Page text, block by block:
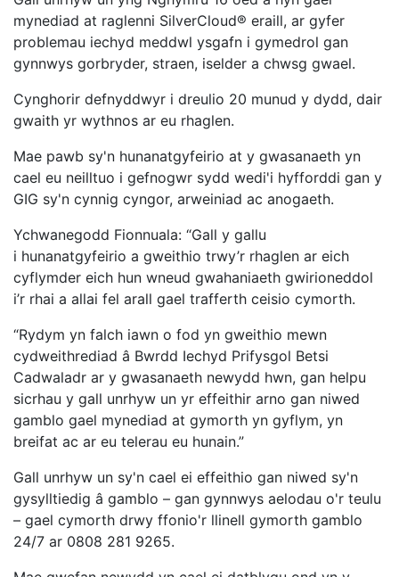
mynediad at raglenni SilverCloud® eraill, ar gyfer
problemau iechyd meddwl ysgafn i gymedrol gan
gynnwys gorbryder, straen, iselder a chwsg gwael.
Cynghorir defnyddwyr i dreulio 20 munud y dydd, dair
gwaith yr wythnos ar eu rhaglen.
Mae pawb sy'n hunanatgyfeirio at y gwasanaeth yn
cael eu neilltuo i gefnogwr sydd wedi'i hyfforddi gan y
GIG sy'n cynnig cyngor, arweiniad ac anogaeth.
Ychwanegodd Fionnuala: “Gall y gallu
i hunanatgyfeirio a gweithio trwy’r rhaglen ar eich
cyflymder eich hun wneud gwahaniaeth gwirioneddol
i’r rhai a allai fel arall gael trafferth ceisio cymorth.
“Rydym yn falch iawn o fod yn gweithio mewn
cydweithrediad â Bwrdd Iechyd Prifysgol Betsi
Cadwaladr ar y gwasanaeth newydd hwn, gan helpu
sicrhau y gall unrhyw un yr effeithir arno gan niwed
gamblo gael mynediad at gymorth yn gyflym, yn
breifat ac ar eu telerau eu hunain.”
Gall unrhyw un sy'n cael ei effeithio gan niwed sy'n
gysylltiedig â gamblo – gan gynnwys aelodau o'r teulu
– gael cymorth drwy ffonio'r llinell gymorth gamblo
24/7 ar 0808 281 9265.